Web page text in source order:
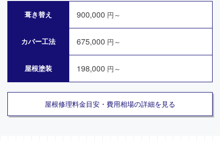
葺き替え 900,000 円～
カバー工法 675,000 円～
屋根塗装 198,000 円～
屋根修理料金目安・費用相場の詳細を見る